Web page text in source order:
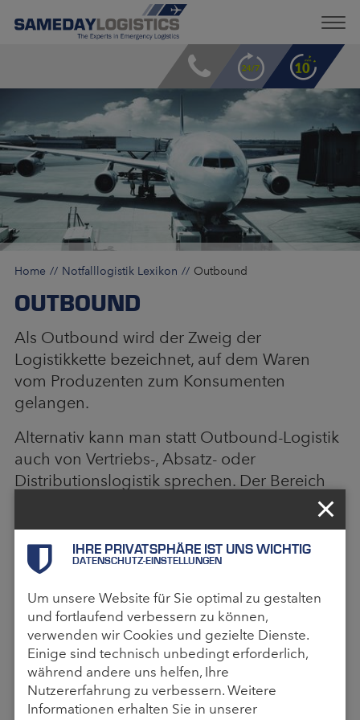
Home Notfalllogistik Lexikon Outbound
OUTBOUND
Als Outbound wird der Zweig der
Logistikkette bezeichnet, auf dem Waren
vom Produzenten zum Konsumenten
gelangen.
Alternativ kann man statt Outbound-Logistik
auch von Vertriebs-, Absatz- oder
Distributionslogistik sprechen. Der Bereich
Vertriebssystem, also auf welchem Weg dem
Kunden ein Produkt angeboten wird. Dann
die akquisitorische Distribution, was die
Verkaufsorgane zur Kundenaquise umfasst
und als letztes die logistische Distribution,
die beschreibt, wie die Güter pünktlich zum
Verkaufsort oder sogar zum Endkunden
gelangen. Dies umfasst die Bereitstellung
IHRE PRIVATSPHÄRE IST UNS WICHTIG
DATENSCHUTZ-EINSTELLUNGEN
Um unsere Website für Sie optimal zu gestalten
und fortlaufend verbessern zu können,
verwenden wir Cookies und gezielte Dienste.
Einige sind technisch unbedingt erforderlich,
während andere uns helfen, Ihre
Nutzererfahrung zu verbessern. Weitere
Informationen erhalten Sie in unserer